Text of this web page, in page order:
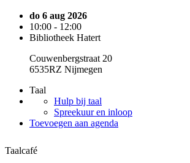
do 6 aug 2026
10:00 - 12:00
Bibliotheek Hatert
Couwenbergstraat 20
6535RZ Nijmegen
Taal
Hulp bij taal
Spreekuur en inloop
Toevoegen aan agenda
Taalcafé